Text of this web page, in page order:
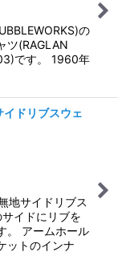
の
ツ(RAGLAN
です。 1960年
ドリブスウェ
地サイドリブス
イドにリブを
。 アームホール
ットのインナ